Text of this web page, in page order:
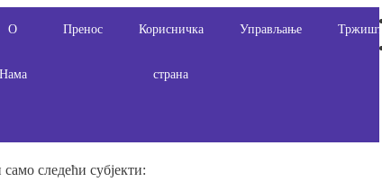
О
Нама
Пренос Корисничка
страна
Управљање Тржиште
следећи субјекти: